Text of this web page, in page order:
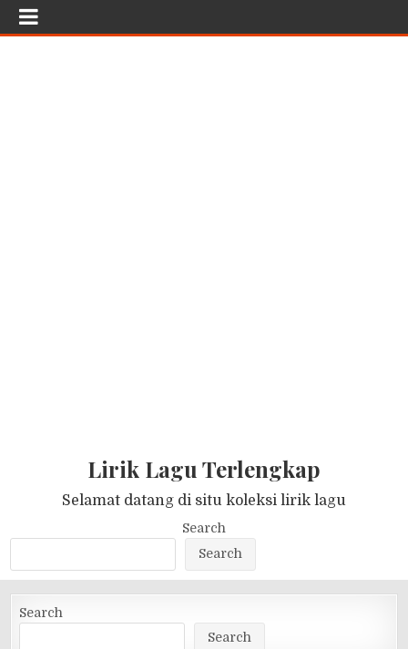
Lirik Lagu Terlengkap
Selamat datang di situ koleksi lirik lagu
Search
Search
Search
Search